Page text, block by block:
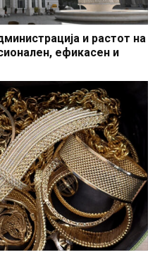
и растот на
ефикасен и